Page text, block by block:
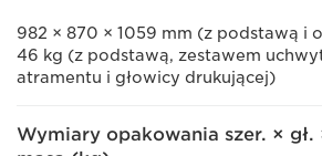
982 × 870 × 1059 mm (z podstawą i
46 kg (z podstawą, zestawem
atramentu i głowicy drukującej)
Wymiary opakowania szer. ×